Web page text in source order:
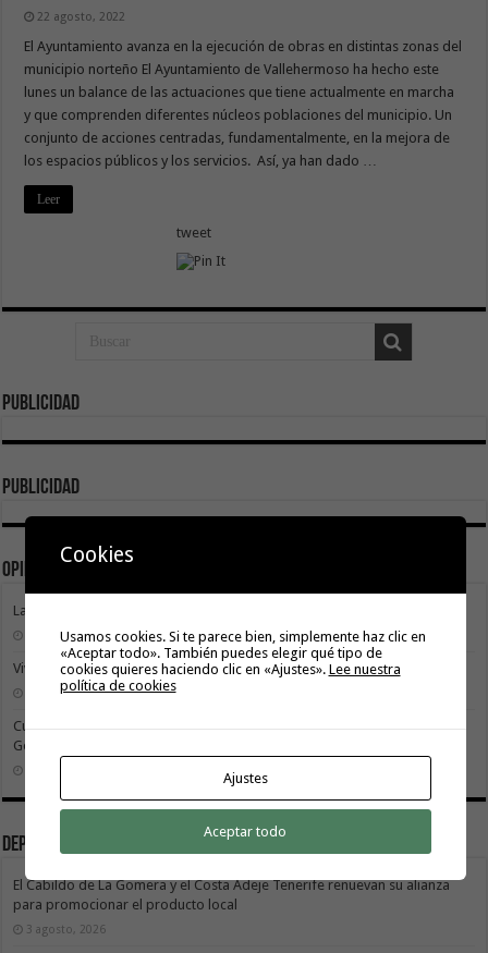
22 agosto, 2022
El Ayuntamiento avanza en la ejecución de obras en distintas zonas del
municipio norteño El Ayuntamiento de Vallehermoso ha hecho este
lunes un balance de las actuaciones que tiene actualmente en marcha
y que comprenden diferentes núcleos poblaciones del municipio. Un
conjunto de acciones centradas, fundamentalmente, en la mejora de
los espacios públicos y los servicios. Así, ya han dado …
Leer
tweet
Publicidad
publicidad
Opinión
La Gomera transforma su modelo energético
2 agosto, 2026
Vivir donde se estudia: una cuestión de igualdad entre islas
26 julio, 2026
Cuidar es avanzar: el escudo social que sostiene el progreso de La
Gomera
Deportes
El Cabildo de La Gomera y el Costa Adeje Tenerife renuevan su alianza
para promocionar el producto local
3 agosto, 2026
Cookies
Usamos cookies. Si te parece bien, simplemente haz clic en
«Aceptar todo». También puedes elegir qué tipo de
cookies quieres haciendo clic en «Ajustes». Lee nuestra
política de cookies
Ajustes
Aceptar todo